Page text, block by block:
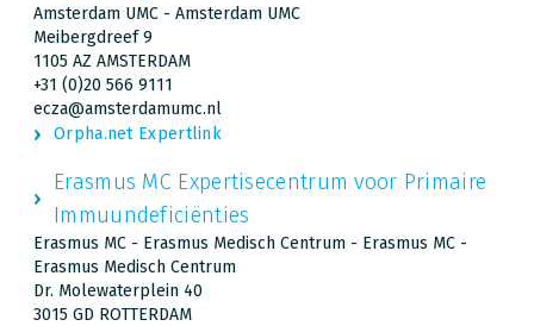
Amsterdam UMC - Amsterdam UMC
Meibergdreef 9
1105 AZ AMSTERDAM
+31 (0)20 566 9111
ecza@amsterdamumc.nl
Orpha.net Expertlink
Erasmus MC Expertisecentrum voor Primaire
Immuundeficiënties
Erasmus MC - Erasmus Medisch Centrum - Erasmus MC -
Erasmus Medisch Centrum
Dr. Molewaterplein 40
3015 GD ROTTERDAM